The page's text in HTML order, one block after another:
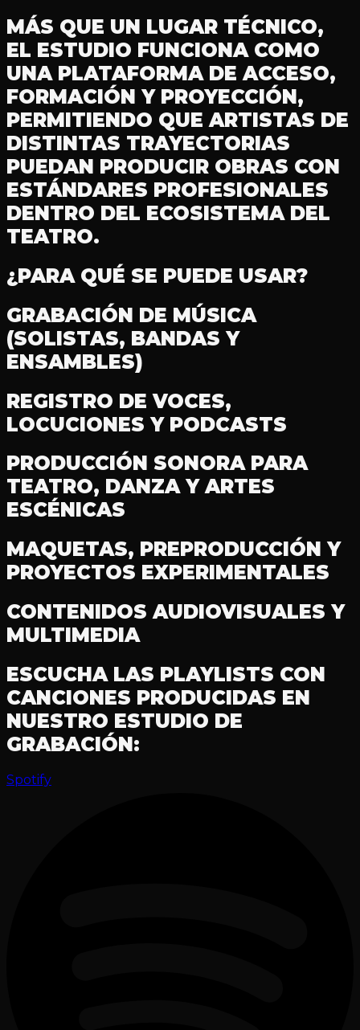
MÁS QUE UN LUGAR TÉCNICO,
EL ESTUDIO FUNCIONA COMO
UNA PLATAFORMA DE ACCESO,
FORMACIÓN Y PROYECCIÓN,
PERMITIENDO QUE ARTISTAS DE
DISTINTAS TRAYECTORIAS
PUEDAN PRODUCIR OBRAS CON
ESTÁNDARES PROFESIONALES
DENTRO DEL ECOSISTEMA DEL
TEATRO.
¿PARA QUÉ SE PUEDE USAR?
GRABACIÓN DE MÚSICA
(SOLISTAS, BANDAS Y
ENSAMBLES)
REGISTRO DE VOCES,
LOCUCIONES Y PODCASTS
PRODUCCIÓN SONORA PARA
TEATRO, DANZA Y ARTES
ESCÉNICAS
MAQUETAS, PREPRODUCCIÓN Y
PROYECTOS EXPERIMENTALES
CONTENIDOS AUDIOVISUALES Y
MULTIMEDIA
ESCUCHA LAS PLAYLISTS CON
CANCIONES PRODUCIDAS EN
NUESTRO ESTUDIO DE
GRABACIÓN:
Spotify